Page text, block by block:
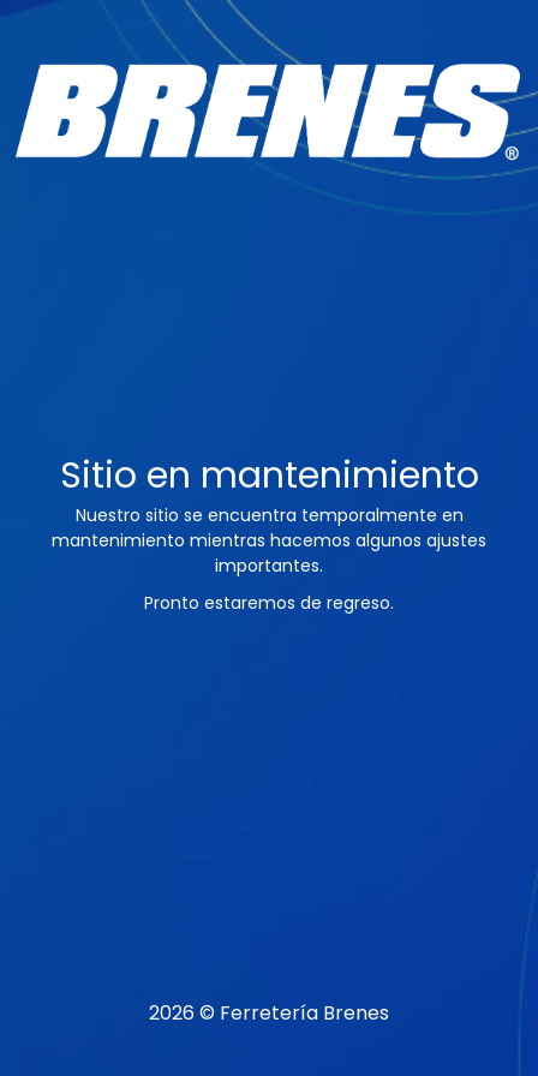
Sitio en mantenimiento
Nuestro sitio se encuentra temporalmente en
mantenimiento mientras hacemos algunos ajustes
importantes.
Pronto estaremos de regreso.
2026 © Ferretería Brenes